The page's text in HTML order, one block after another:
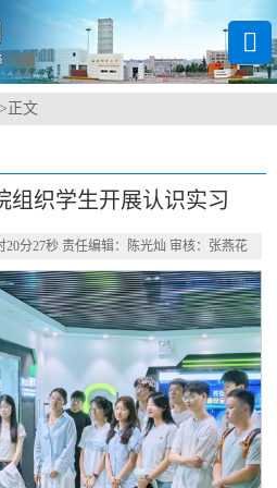
正文
组织学生开展认识实习
20分27秒 责任编辑：陈光灿 审核：张燕花